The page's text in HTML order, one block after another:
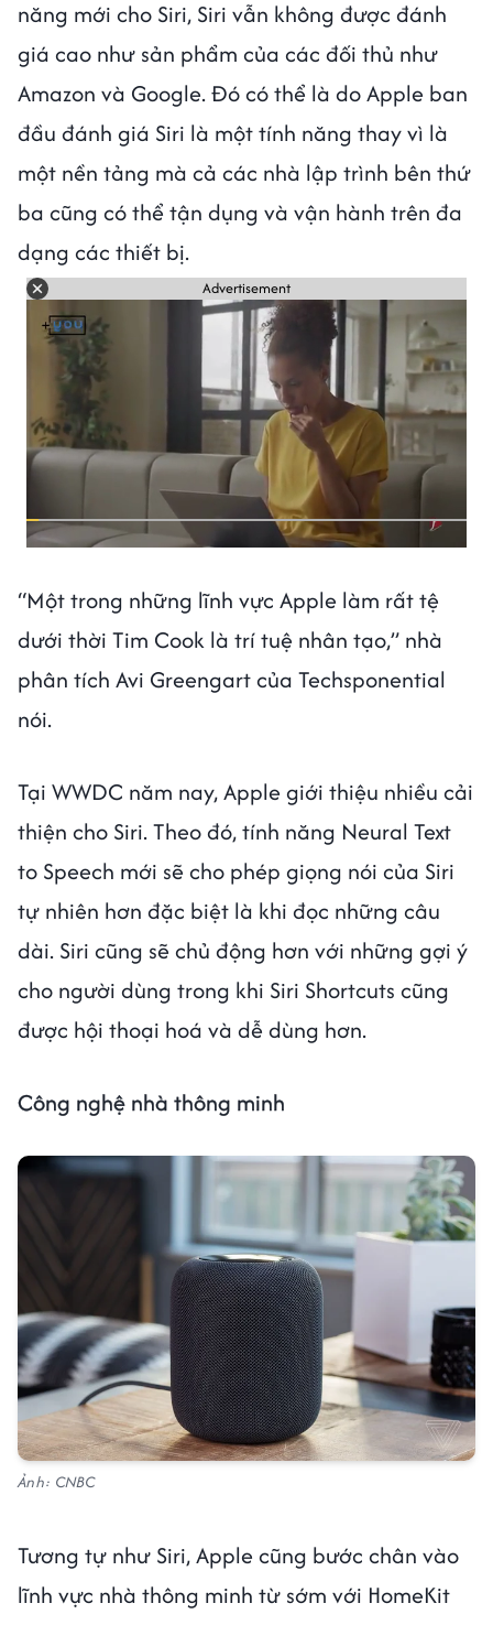
năng mới cho Siri, Siri vẫn không được đánh
giá cao như sản phẩm của các đối thủ như
Amazon và Google. Đó có thể là do Apple ban
đầu đánh giá Siri là một tính năng thay vì là
một nền tảng mà cả các nhà lập trình bên thứ
ba cũng có thể tận dụng và vận hành trên đa
dạng các thiết bị.
Advertisement
“Một trong những lĩnh vực Apple làm rất tệ
dưới thời Tim Cook là trí tuệ nhân tạo,” nhà
phân tích Avi Greengart của Techsponential
nói.
Tại WWDC năm nay, Apple giới thiệu nhiều cải
thiện cho Siri. Theo đó, tính năng Neural Text
to Speech mới sẽ cho phép giọng nói của Siri
tự nhiên hơn đặc biệt là khi đọc những câu
dài. Siri cũng sẽ chủ động hơn với những gợi ý
cho người dùng trong khi Siri Shortcuts cũng
được hội thoại hoá và dễ dùng hơn.
Công nghệ nhà thông minh
Ảnh: CNBC
Tương tự như Siri, Apple cũng bước chân vào
lĩnh vực nhà thông minh từ sớm với HomeKit